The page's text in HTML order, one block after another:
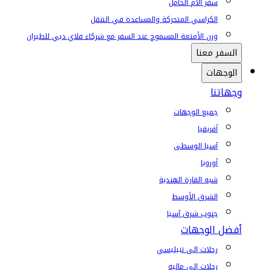
الكراسي المتحركة والمساعدة في التنقل
وزن الأمتعة المسموح عند السفر مع شركاء فلاي دبي للطيران
السفر معنا
الوجهات
وجهاتنا
جميع الوجهات
أفريقيا
آسيا الوسطى
أوروبا
شبه القارة الهندية
الشرق الأوسط
جنوب شرق آسيا
أفضل الوجهات
رحلات إلى تبيليسي
رحلات إلى ماليه